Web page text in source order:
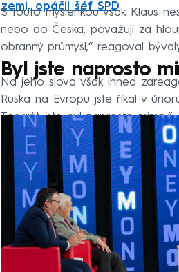
zemi, opáčil šéf SPD
S touto myšlenkou však Klaus
nebo do Česka, považuji za
obranný průmysl,“ reagoval
Byl jste naprosto
Na jeho slova však ihned
Ruska na Evropu jste říkal v
Tenkrát jste byl naprosto